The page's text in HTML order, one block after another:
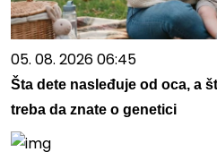
05. 08. 2026 06:45
Šta dete nasleđuje od oca, a
treba da znate o genetici